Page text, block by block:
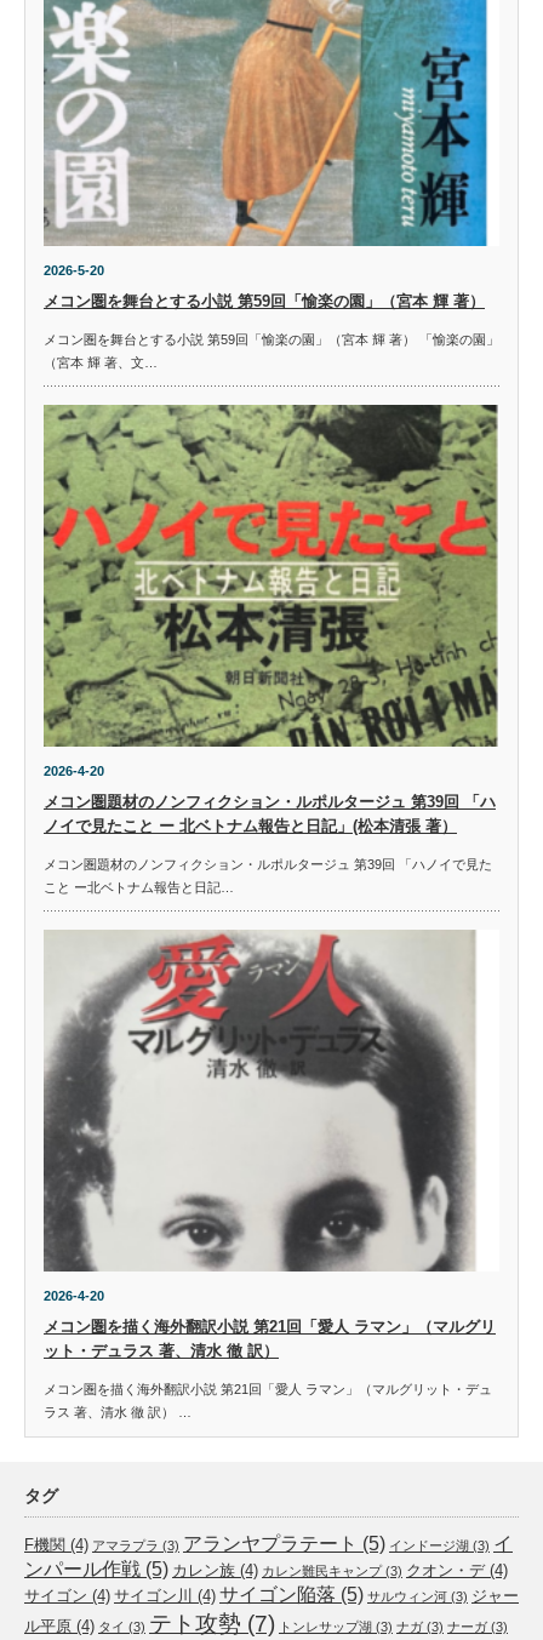
2026-5-20
メコン圏を舞台とする小説 第59回「愉楽の園」（宮本 輝 著）
メコン圏を舞台とする小説 第59回「愉楽の園」（宮本 輝 著） 「愉楽の園」
（宮本 輝 著、文…
2026-4-20
メコン圏題材のノンフィクション・ルポルタージュ 第39回 「ハ
ノイで見たこと ー 北ベトナム報告と日記」(松本清張 著）
メコン圏題材のノンフィクション・ルポルタージュ 第39回 「ハノイで見た
こと ー北ベトナム報告と日記…
2026-4-20
メコン圏を描く海外翻訳小説 第21回「愛人 ラマン」（マルグリ
ット・デュラス 著、清水 徹 訳）
メコン圏を描く海外翻訳小説 第21回「愛人 ラマン」（マルグリット・デュ
ラス 著、清水 徹 訳） …
タグ
F機関 (4) アマラプラ (3) アランヤプラテート (5) インドージ湖 (3) イ
ンパール作戦 (5) カレン族 (4) カレン難民キャンプ(3) クオン・デ(4)
サイゴン (4) サイゴン川 (4) サイゴン陥落 (5) サルウィン河 (3) ジャー
ル平原 (4) タイ (3) テト攻勢 (7) トンレサップ湖 (3) ナガ (3) ナーガ (3)